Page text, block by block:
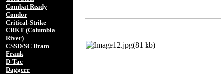
Combat Ready
Condor
Critical-Strike
CRKT (Columbia
River)
CSSD/SC Bram
Frank
D-Tac
Daggerr